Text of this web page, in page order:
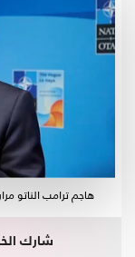
هاجم ترامب الناتو
شارك